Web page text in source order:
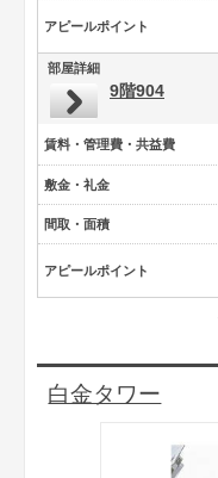
アピールポイント
部屋詳細
9階904
賃料・管理費・共益費
敷金・礼金
間取・面積
アピールポイント
白金タワー